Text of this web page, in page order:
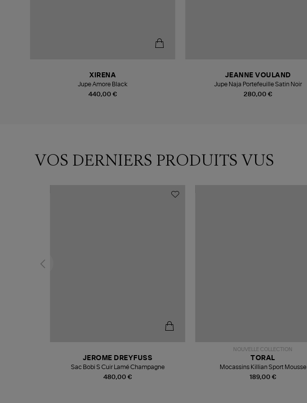
440,00 €
XIRENA
Jupe Amore Black
280,00 €
JEANNE VOULAND
Jupe Naja Portefeuille Satin Noir
VOS DERNIERS PRODUITS VUS
480,00 €
JEROME DREYFUSS
Sac Bobi S Cuir Lamé Champagne
NOUVELLE COLLECTION
189,00 €
TORAL
Mocassins Killian Sport Mousse